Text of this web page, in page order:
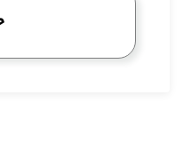
خودش می گوید با قطع نظر از
چون بنا نیست که من در آوردی
پرسش: فرقش با مفتی چی